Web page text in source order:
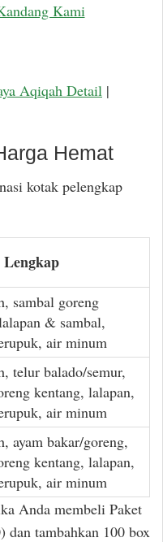
Kami
Aqiqah Detail |
Hemat
kotak pelengkap
sambal goreng
& sambal,
air minum
telur balado/semur,
kentang, lalapan,
air minum
ayam bakar/goreng,
kentang, lalapan,
air minum
Anda membeli Paket
dan tambahkan 100 box